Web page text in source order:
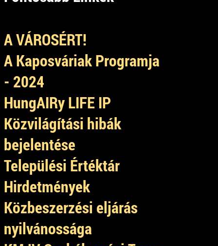
A VÁROSÉRT!
A Kaposváriak Programja
- 2024
HungAIRy LIFE IP
Közvilágítási hibák
bejelentése
Települési Értéktár
Hirdetmények
Közbeszerzési eljárás
nyilvánossága